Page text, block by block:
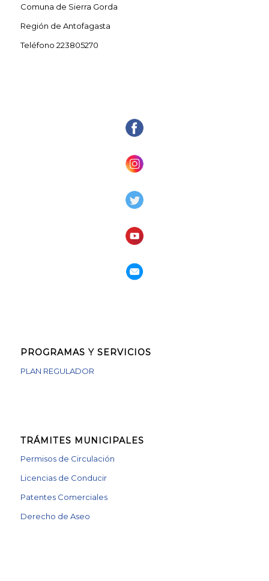
Comuna de Sierra Gorda
Región de Antofagasta
Teléfono 223805270
PROGRAMAS Y SERVICIOS
PLAN REGULADOR
TRÁMITES MUNICIPALES
Permisos de Circulación
Licencias de Conducir
Patentes Comerciales
Derecho de Aseo